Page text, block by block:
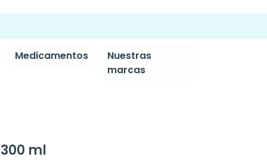
Medicamentos
Nuestras
marcas
ml